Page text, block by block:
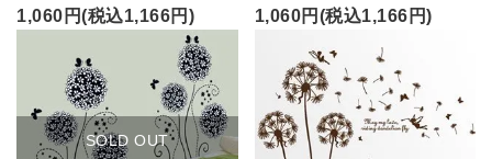
1,060円(税込1,166円) 1,060円(税込1,166円)
SOLD OUT